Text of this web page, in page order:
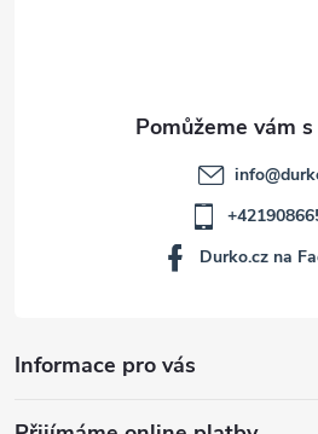
Informace pro vás
info@
Durko.cz na